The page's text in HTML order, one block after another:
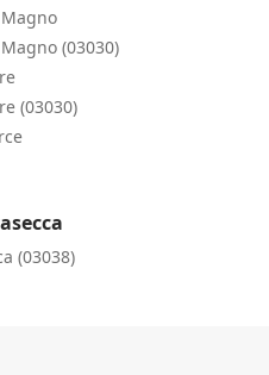
(03030)
(03030)
(03038)